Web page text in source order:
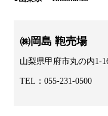
㈱岡島 鞄売場
山梨県甲府市丸の内1-
TEL：055-231-0500